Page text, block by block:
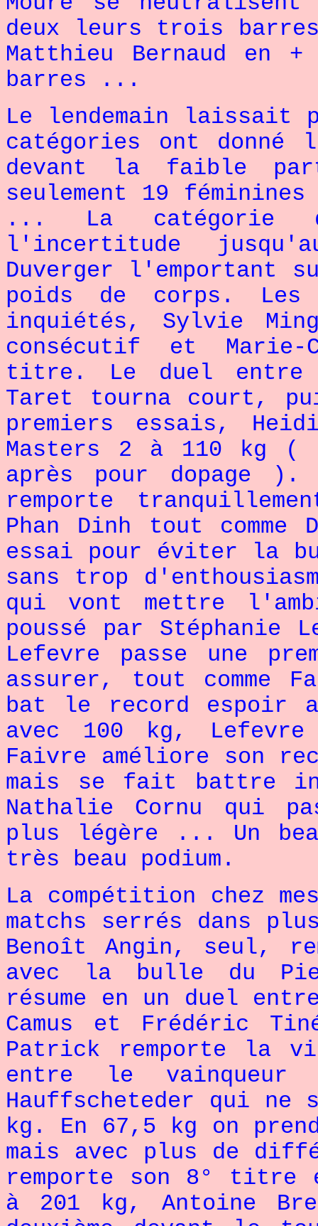
deux leurs trois
Matthieu Bernaud en
barres ...
Le lendemain laissait
catégories ont donné
devant la faible
seulement 19
... La catégorie
l'incertitude
Duverger l'emportant
poids de corps.
inquiétés, Sylvie
consécutif et
titre. Le duel entre
Taret tourna court,
premiers essais,
Masters 2 à 110 kg (
après pour dopage
remporte
Phan Dinh tout
essai pour éviter la
sans trop
qui vont mettre
poussé par
Lefevre passe une
assurer, tout comme
bat le record espoir
avec 100 kg,
Faivre améliore son
mais se fait battre
Nathalie Cornu qui
plus légère ... Un
très beau podium.
La compétition chez
matchs serrés dans
Benoît Angin, seul,
avec la bulle du
résume en un duel
Camus et Frédéric
Patrick remporte la
entre le
Hauffscheteder qui ne
kg. En 67,5 kg on prend
mais avec plus de
remporte son 8° titre
à 201 kg, Antoine